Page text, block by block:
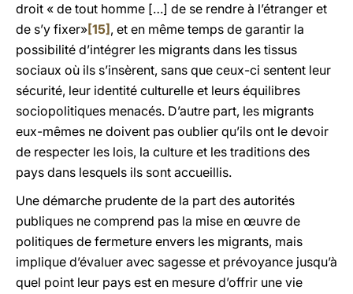
droit « de tout homme […] de se rendre à l’étranger et
de s’y fixer»[15] , et en même temps de garantir la
possibilité d’intégrer les migrants dans les tissus
sociaux où ils s’insèrent, sans que ceux-ci sentent leur
sécurité, leur identité culturelle et leurs équilibres
sociopolitiques menacés. D’autre part, les migrants
eux-mêmes ne doivent pas oublier qu’ils ont le devoir
de respecter les lois, la culture et les traditions des
pays dans lesquels ils sont accueillis.
Une démarche prudente de la part des autorités
publiques ne comprend pas la mise en œuvre de
politiques de fermeture envers les migrants, mais
implique d’évaluer avec sagesse et prévoyance jusqu’à
quel point leur pays est en mesure d’offrir une vie